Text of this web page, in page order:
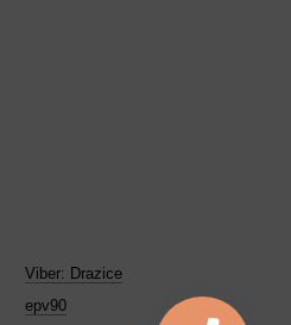
Viber: Drazice
epv90